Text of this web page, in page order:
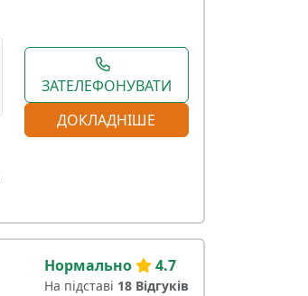
ЗАТЕЛЕФОНУВАТИ
ДОКЛАДНІШЕ
Нормально 4.7
На підставі 18 Відгуків